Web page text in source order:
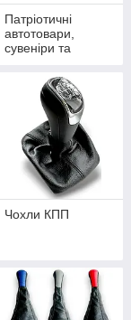
Патріотичні
автотовари,
сувеніри та
українською
символікою
Чохли КПП